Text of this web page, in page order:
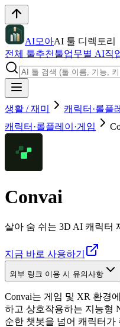
AI모아AI 툴 디렉토리
전체 툴추천툴업무별 AI직
생활 / 재미 캐릭터·롤플
캐릭터·롤플레이·게임
Convai
살아 숨 쉬는 3D AI 캐릭터
지금 바로 사용하기
외부 링크 이용 시 유의사항
Convai는 게임 및 XR 환경
하고 상호작용하는 지능형
순한 챗봇을 넘어 캐릭터가